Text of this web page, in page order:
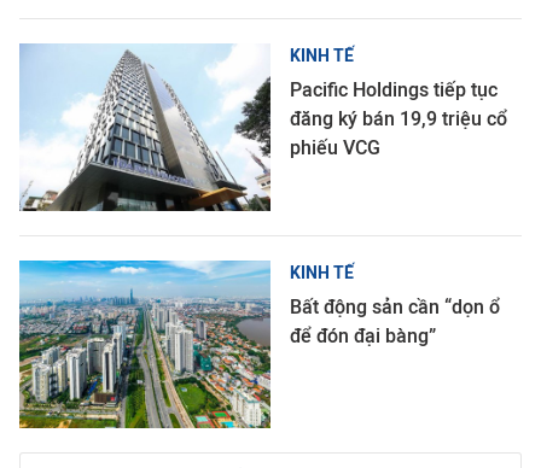
KINH TẾ
Pacific Holdings tiếp tục
đăng ký bán 19,9 triệu cổ
phiếu VCG
KINH TẾ
Bất động sản cần “dọn ổ
để đón đại bàng”